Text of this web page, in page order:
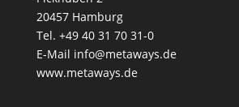
20457 Hamburg
Tel. +49 40 31 70 31-0
E-Mail info@metaways.de
www.metaways.de